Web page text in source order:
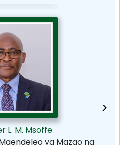
L. M. Msoffe
ya Mazao na
>